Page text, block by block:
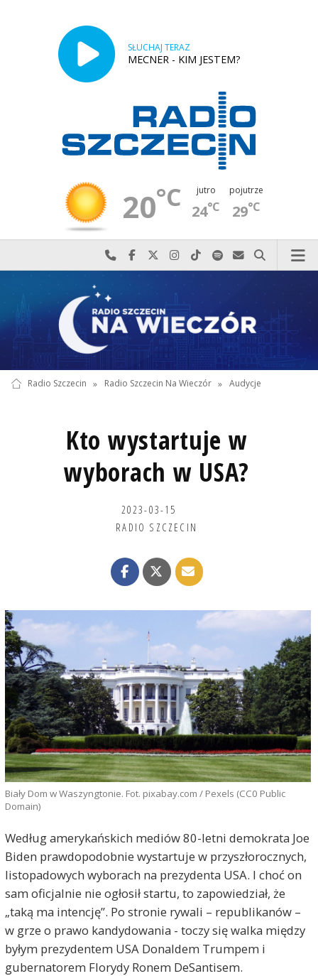
SŁUCHAJ TERAZ
MECNER - KIM JESTEM?
20°C jutro
24°C
pojutrze
29°C
Najlepiej po prostu do nas zadzwoń
Odwiedź nas na Facebook-u
Odwiedź nas na X
Odwiedź nas na Instagram-ie
Odwiedź nas na TikTok-u
Szukaj nas na Spotify
Wyślij do nas
Szukaj
Radio Szczecin » Radio Szczecin Na Wieczór » Audycje
Kto wystartuje w
wyborach w USA?
2023-03-15
RADIO SZCZECIN
Biały Dom w Waszyngtonie. Fot. pixabay.com / Pexels (CC0 Public
Domain)
Według amerykańskich mediów 80-letni demokrata Joe
Biden prawdopodobnie wystartuje w przyszłorocznych,
listopadowych wyborach na prezydenta USA. I choć on
sam oficjalnie nie ogłosił startu, to zapowiedział, że
„taką ma intencję”. Po stronie rywali – republikanów –
w grze o prawo kandydowania - toczy się walka między
byłym prezydentem USA Donaldem Trumpem i
gubernatorem Florydy Ronem DeSantisem.